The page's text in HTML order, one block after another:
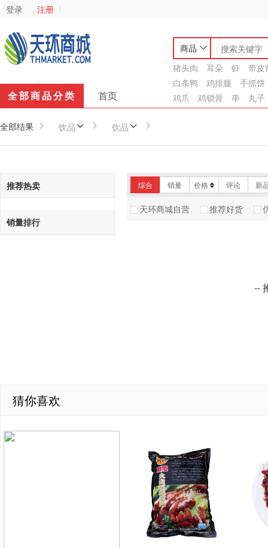
登录 注册
商品
猪头肉
耳朵 虾
带皮
白条鸭
鸡排腿
手抓饼
鸡爪
鸡锁骨 串 丸子
全部商品分类 首页
全部结果 饮品 饮品
推荐热卖
销量排行
综合 销量 价格 评论 新
天环商城自营 推荐好货
--
猜你喜欢